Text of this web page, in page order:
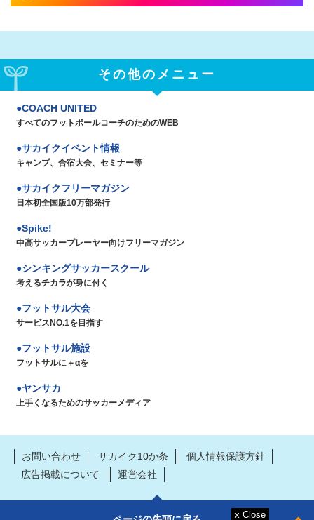
その他のメニュー
COACH UNITED
すべてのフットボールコーチのためのWEB
サカイクイベント情報
キャンプ、合宿大会、セミナー等
サカイクフリーマガジン
日本初全国版10万部発行
Spike!
中高サッカープレーヤー向けフリーマガジン
シンキングサッカースクール
考えるチカラが身に付く
フットサル大会
サービスNO.1を目指す
フットサル施設
フットサルに＋αを
ヤンサカ
上手くなるためのサッカーメディア
お問い合わせ サカイク10か条
個人情報保護方針
広告掲載について
運営会社